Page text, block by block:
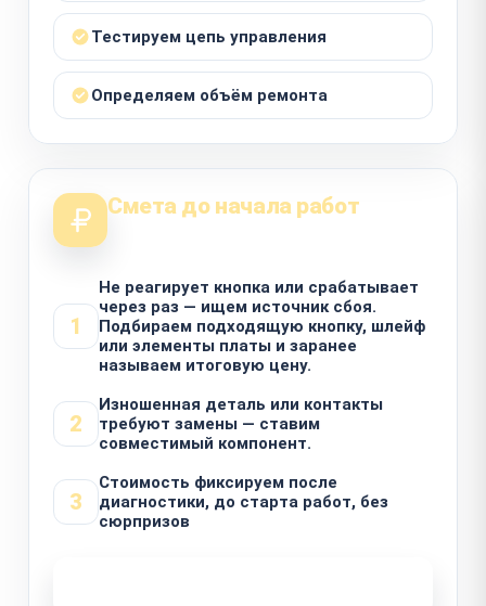
Тестируем цепь управления
Определяем объём ремонта
Смета до начала работ
1
Не реагирует кнопка или срабатывает
через раз — ищем источник сбоя.
Подбираем подходящую кнопку, шлейф
или элементы платы и заранее
называем итоговую цену.
2
Изношенная деталь или контакты
требуют замены — ставим
совместимый компонент.
3
Стоимость фиксируем после
диагностики, до старта работ, без
сюрпризов